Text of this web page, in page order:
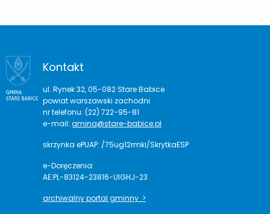
Kontakt
ul. Rynek 32, 05-082 Stare Babice
powiat warszawski zachodni
nr telefonu: (22) 722-95-81
e-mail: gmina@stare-babice.pl
skrzynka ePUAP: /75ug12rmki/SkrytkaESP
e-Doręczenia:
AE:PL-83124-23816-UIGHJ-23
archiwalny portal gminny >